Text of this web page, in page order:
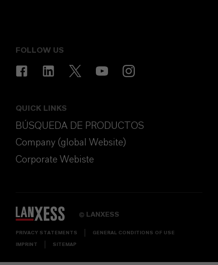
FOLLOW US
QUICK LINKS
BÚSQUEDA DE PRODUCTOS
Company (global Website)
Corporate Webiste
© LANXESS
PRIVACY STATEMENTS GENERAL CONDITIONS OF USE
IMPRINT SITEMAP